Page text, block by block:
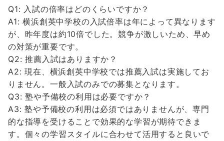
Q1: 入試の倍率はどのくらいですか？
A1: 横浜創英中学校の入試倍率は年によって異なります
が、昨年度は約10倍でした。競争が激しいため、早め
の対策が重要です。
Q2: 推薦入試はありますか？
A2: 現在、横浜創英中学校では推薦入試は実施してお
りません。一般入試のみでの募集となります。
Q3: 塾や予備校の利用は必要ですか？
A3: 塾や予備校の利用は必須ではありませんが、専門
的な指導を受けることで効果的な学習が期待できま
す。個々の学習スタイルに合わせて活用すると良いで